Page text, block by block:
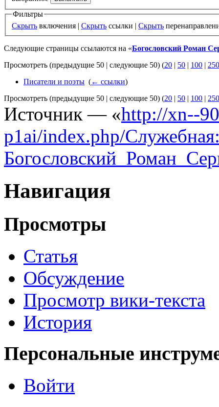
Фильтры
Скрыть включения | Скрыть ссылки | Скрыть
Следующие страницы ссылаются на «Богословский Роман
Просмотреть (предыдущие 50 | следующие 50) (20 | 50 | 100 | 250
Писатели и поэты (← ссылки)
Просмотреть (предыдущие 50 | следующие 50) (20 | 50 | 100 | 250
Источник — «http://xn--
p1ai/index.php/
Навигация
Просмотры
Статья
Обсуждение
Просмотр вики-текста
История
Персональные
Войти